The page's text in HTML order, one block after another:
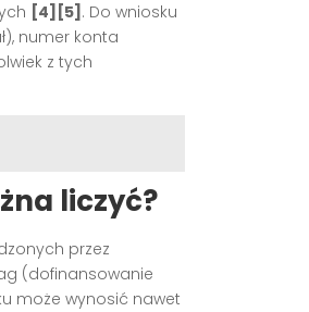
[4][5] . Do wniosku
numer konta
z tych
liczyć?
przez
(dofinansowanie
może wynosić nawet